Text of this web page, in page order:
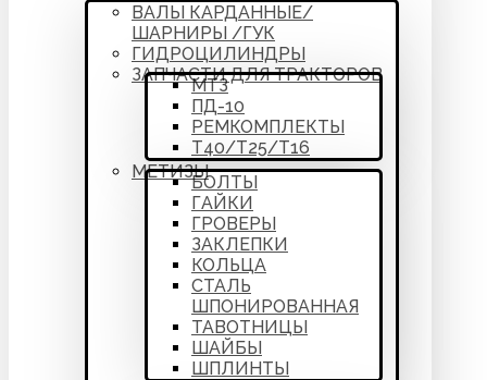
ВАЛЫ КАРДАННЫЕ/
ШАРНИРЫ /ГУК
ГИДРОЦИЛИНДРЫ
ЗАПЧАСТИ ДЛЯ ТРАКТОРОВ
МТЗ
ПД-10
РЕМКОМПЛЕКТЫ
Т40/Т25/Т16
МЕТИЗЫ
БОЛТЫ
ГАЙКИ
ГРОВЕРЫ
ЗАКЛЕПКИ
КОЛЬЦА
СТАЛЬ
ШПОНИРОВАННАЯ
ТАВОТНИЦЫ
ШАЙБЫ
ШПЛИНТЫ